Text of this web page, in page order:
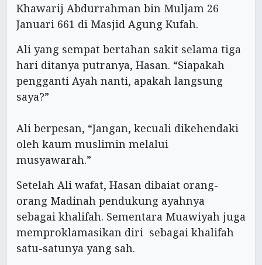
Khawarij Abdurrahman bin Muljam 26
Januari 661 di Masjid Agung Kufah.
Ali yang sempat bertahan sakit selama tiga
hari ditanya putranya, Hasan. “Siapakah
pengganti Ayah nanti, apakah langsung
saya?”
Ali berpesan, “Jangan, kecuali dikehendaki
oleh kaum muslimin melalui
musyawarah.”
Setelah Ali wafat, Hasan dibaiat orang-
orang Madinah pendukung ayahnya
sebagai khalifah. Sementara Muawiyah juga
memproklamasikan diri sebagai khalifah
satu-satunya yang sah.